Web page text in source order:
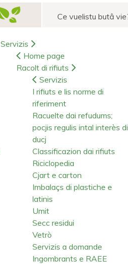
Servizis
Home page
Racolt di rifiuts
Servizis
I rifiuts e lis norme di
riferiment
Racuelte dai refudums;
pocjis regulis intal interès di
ducj
Classificazion dai rifiuts
Riciclopedia
Cjart e carton
Imbalaçs di plastiche e
latinis
Umit
Secc residui
Vetrò
Servizis a domande
Ingombrants e RAEE